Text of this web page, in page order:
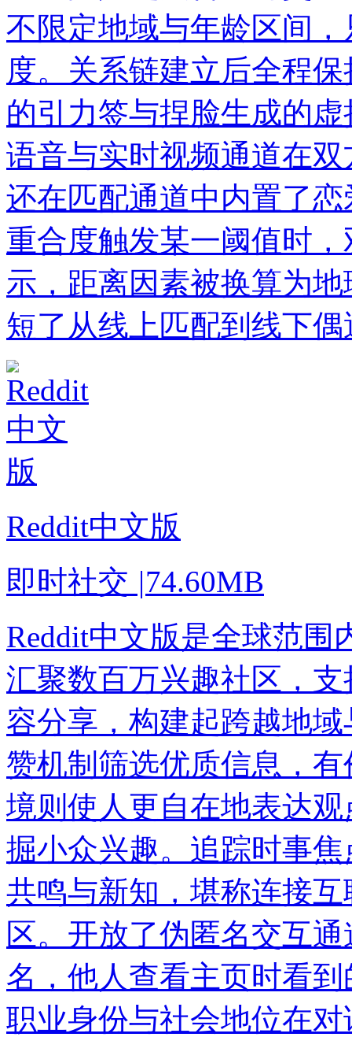
不限定地域与年龄区间
度。关系链建立后全程
的引力签与捏脸生成的
语音与实时视频通道在
还在匹配通道中内置了
重合度触发某一阈值时
示，距离因素被换算为
短了从线上匹配到线下
Reddit中文版
即时社交 |74.60MB
Reddit中文版是全球范
汇聚数百万兴趣社区，
容分享，构建起跨越地
赞机制筛选优质信息，
境则使人更自在地表达
掘小众兴趣。追踪时事
共鸣与新知，堪称连接
区。开放了伪匿名交互
名，他人查看主页时看
职业身份与社会地位在